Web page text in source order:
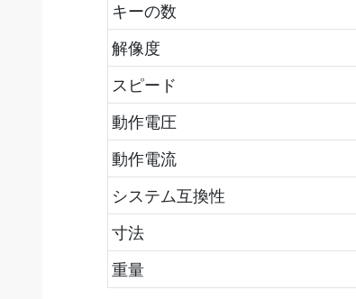
キーの数
解像度
スピード
動作電圧
動作電流
システム互換性
寸法
重量